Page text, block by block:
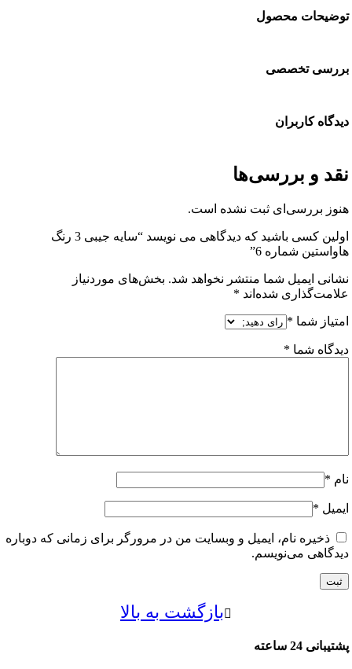
محصول
تخصصی
کاربران
و بررسی‌ها
بررسی‌ای ثبت نشده است.
اولین کسی باشید که دیدگاهی می نویسد “سایه جیبی 3 رنگ
شماره 6”
ایمیل شما منتشر نخواهد شد. بخش‌های موردنیاز
شده‌اند*
شما *
شما *
*
نام، ایمیل و وبسایت من در مرورگر برای زمانی که دوباره
می‌نویسم.
بازگشت به بالا
ساعته